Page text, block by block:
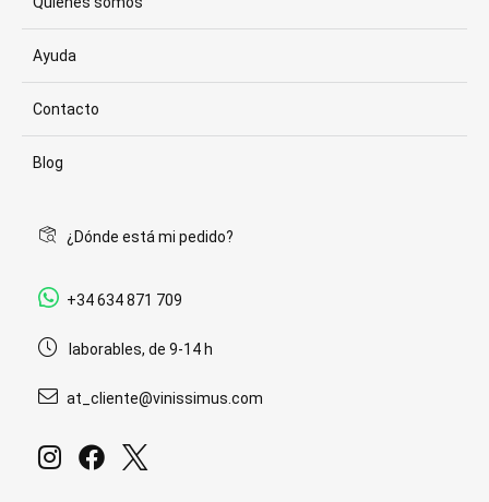
Ayuda
Contacto
Blog
¿Dónde está mi pedido?
+34 634 871 709
laborables, de 9-14 h
at_cliente@vinissimus.com